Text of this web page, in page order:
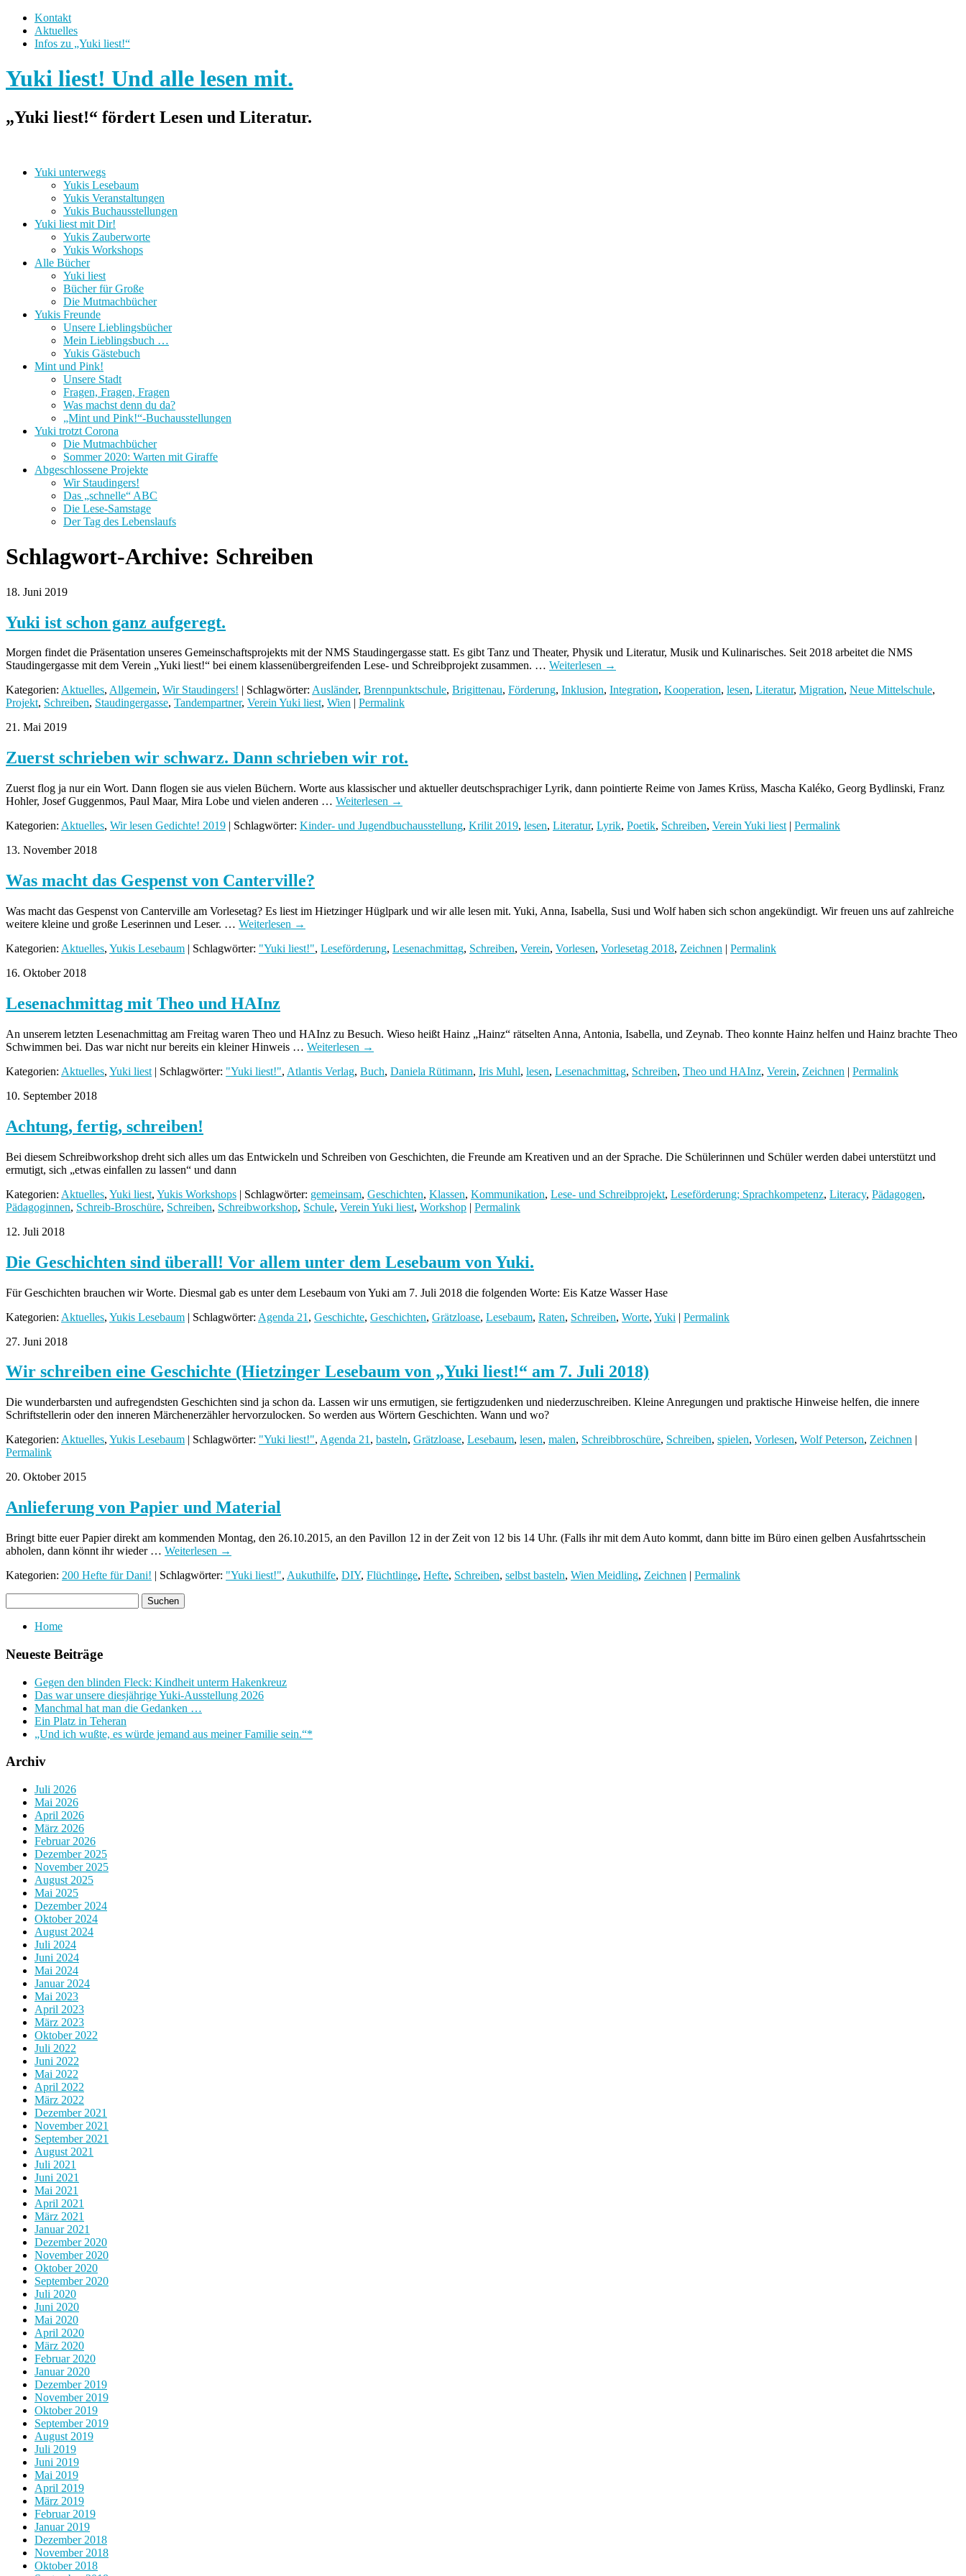
Kontakt
Aktuelles
Infos zu „Yuki liest!“
Yuki liest! Und alle lesen mit.
„Yuki liest!“ fördert Lesen und Literatur.
Yuki unterwegs
Yukis Lesebaum
Yukis Veranstaltungen
Yukis Buchausstellungen
Yuki liest mit Dir!
Yukis Zauberworte
Yukis Workshops
Alle Bücher
Yuki liest
Bücher für Große
Die Mutmachbücher
Yukis Freunde
Unsere Lieblingsbücher
Mein Lieblingsbuch …
Yukis Gästebuch
Mint und Pink!
Unsere Stadt
Fragen, Fragen, Fragen
Was machst denn du da?
„Mint und Pink!“-Buchausstellungen
Yuki trotzt Corona
Die Mutmachbücher
Sommer 2020: Warten mit Giraffe
Abgeschlossene Projekte
Wir Staudingers!
Das „schnelle“ ABC
Die Lese-Samstage
Der Tag des Lebenslaufs
Schlagwort-Archive: Schreiben
18. Juni 2019
Yuki ist schon ganz aufgeregt.
Morgen findet die Präsentation unseres Gemeinschaftsprojekts mit der NMS Staudingergasse statt. Es gibt Tanz und Theater, Physik und Literatur, Musik und Kulinarisches. Seit 2018 arbeitet die NMS
Staudingergasse mit dem Verein „Yuki liest!“ bei einem klassenübergreifenden Lese- und Schreibprojekt zusammen. … Weiterlesen →
Kategorien: Aktuelles, Allgemein, Wir Staudingers! | Schlagwörter: Ausländer, Brennpunktschule, Brigittenau, Förderung, Inklusion, Integration, Kooperation, lesen, Literatur, Migration, Neue Mittelschule,
Projekt, Schreiben, Staudingergasse, Tandempartner, Verein Yuki liest, Wien
Permalink
21. Mai 2019
Zuerst schrieben wir schwarz. Dann schrieben wir rot.
Zuerst flog ja nur ein Wort. Dann flogen sie aus vielen Büchern. Worte aus klassischer und aktueller deutschsprachiger Lyrik, dann pointierte Reime von James Krüss, Mascha Kaléko, Georg Bydlinski, Franz
Hohler, Josef Guggenmos, Paul Maar, Mira Lobe und vielen anderen … Weiterlesen →
Kategorien: Aktuelles, Wir lesen Gedichte! 2019 | Schlagwörter: Kinder- und Jugendbuchausstellung, Krilit 2019, lesen, Literatur, Lyrik, Poetik, Schreiben, Verein Yuki liest | Permalink
13. November 2018
Was macht das Gespenst von Canterville?
Was macht das Gespenst von Canterville am Vorlesetag? Es liest im Hietzinger Hüglpark und wir alle lesen mit. Yuki, Anna, Isabella, Susi und Wolf haben sich schon angekündigt. Wir freuen uns auf zahlreiche
weitere kleine und große Leserinnen und Leser. … Weiterlesen →
Kategorien: Aktuelles, Yukis Lesebaum | Schlagwörter: "Yuki liest!", Leseförderung, Lesenachmittag, Schreiben, Verein, Vorlesen, Vorlesetag 2018, Zeichnen | Permalink
16. Oktober 2018
Lesenachmittag mit Theo und HAInz
An unserem letzten Lesenachmittag am Freitag waren Theo und HAInz zu Besuch. Wieso heißt Hainz „Hainz“ rätselten Anna, Antonia, Isabella, und Zeynab. Theo konnte Hainz helfen und Hainz brachte Theo
Schwimmen bei. Das war nicht nur bereits ein kleiner Hinweis … Weiterlesen →
Kategorien: Aktuelles, Yuki liest | Schlagwörter: "Yuki liest!", Atlantis Verlag, Buch, Daniela Rütimann, Iris Muhl, lesen, Lesenachmittag, Schreiben, Theo und HAInz, Verein, Zeichnen | Permalink
10. September 2018
Achtung, fertig, schreiben!
Bei diesem Schreibworkshop dreht sich alles um das Entwickeln und Schreiben von Geschichten, die Freunde am Kreativen und an der Sprache. Die Schülerinnen und Schüler werden dabei unterstützt und
ermutigt, sich „etwas einfallen zu lassen“ und dann
Kategorien: Aktuelles, Yuki liest, Yukis Workshops | Schlagwörter: gemeinsam, Geschichten, Klassen, Kommunikation, Lese- und Schreibprojekt, Leseförderung; Sprachkompetenz, Literacy, Pädagogen,
Pädagoginnen, Schreib-Broschüre, Schreiben, Schreibworkshop, Schule, Verein Yuki liest, Workshop | Permalink
12. Juli 2018
Die Geschichten sind überall! Vor allem unter dem Lesebaum von Yuki.
Für Geschichten brauchen wir Worte. Diesmal gab es unter dem Lesebaum von Yuki am 7. Juli 2018 die folgenden Worte: Eis Katze Wasser Hase
Kategorien: Aktuelles, Yukis Lesebaum | Schlagwörter: Agenda 21 , Geschichte, Geschichten, Grätzloase, Lesebaum, Raten, Schreiben, Worte, Yuki | Permalink
27. Juni 2018
Wir schreiben eine Geschichte (Hietzinger Lesebaum von „Yuki liest!“ am 7. Juli 2018)
Die wunderbarsten und aufregendsten Geschichten sind ja schon da. Lassen wir uns ermutigen, sie fertigzudenken und niederzuschreiben. Kleine Anregungen und praktische Hinweise helfen, die innere
Schriftstellerin oder den inneren Märchenerzähler hervorzulocken. So werden aus Wörtern Geschichten. Wann und wo?
Kategorien: Aktuelles, Yukis Lesebaum | Schlagwörter: "Yuki liest!", Agenda 21 , basteln, Grätzloase, Lesebaum, lesen, malen, Schreibbroschüre, Schreiben, spielen, Vorlesen, Wolf Peterson, Zeichnen |
Permalink
20. Oktober 2015
Anlieferung von Papier und Material
Bringt bitte euer Papier direkt am kommenden Montag, den 26.10.2015, an den Pavillon 12 in der Zeit von 12 bis 14 Uhr. (Falls ihr mit dem Auto kommt, dann bitte im Büro einen gelben Ausfahrtsschein
abholen, dann könnt ihr wieder … Weiterlesen →
Kategorien: 200 Hefte für Dani! | Schlagwörter: "Yuki liest!", Aukuthilfe, DIY, Flüchtlinge, Hefte, Schreiben, selbst basteln, Wien Meidling, Zeichnen | Permalink
Home
Neueste Beiträge
Gegen den blinden Fleck: Kindheit unterm Hakenkreuz
Das war unsere diesjährige Yuki-Ausstellung 2026
Manchmal hat man die Gedanken …
Ein Platz in Teheran
„Und ich wußte, es würde jemand aus meiner Familie sein.“*
Archiv
Juli 2026
Mai 2026
April 2026
März 2026
Februar 2026
Dezember 2025
November 2025
August 2025
Mai 2025
Dezember 2024
Oktober 2024
August 2024
Juli 2024
Juni 2024
Mai 2024
Januar 2024
Mai 2023
April 2023
März 2023
Oktober 2022
Juli 2022
Juni 2022
Mai 2022
April 2022
März 2022
Dezember 2021
November 2021
September 2021
August 2021
Juli 2021
Juni 2021
Mai 2021
April 2021
März 2021
Januar 2021
Dezember 2020
November 2020
Oktober 2020
September 2020
Juli 2020
Juni 2020
Mai 2020
April 2020
März 2020
Februar 2020
Januar 2020
Dezember 2019
November 2019
Oktober 2019
September 2019
August 2019
Juli 2019
Juni 2019
Mai 2019
April 2019
März 2019
Februar 2019
Januar 2019
Dezember 2018
November 2018
Oktober 2018